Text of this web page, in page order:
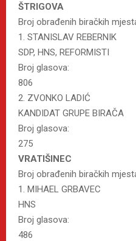
ŠTRIGOVA
Broj obrađenih biračkih
1. STANISLAV REBERNIK
SDP, HNS, REFORMISTI
Broj glasova:
806
2. ZVONKO LADIĆ
KANDIDAT GRUPE BIRAČA
Broj glasova:
275
VRATIŠINEC
Broj obrađenih biračkih
1. MIHAEL GRBAVEC
HNS
Broj glasova:
486